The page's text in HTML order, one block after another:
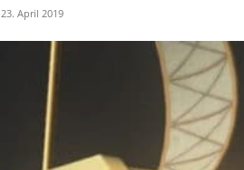
23. April 2019